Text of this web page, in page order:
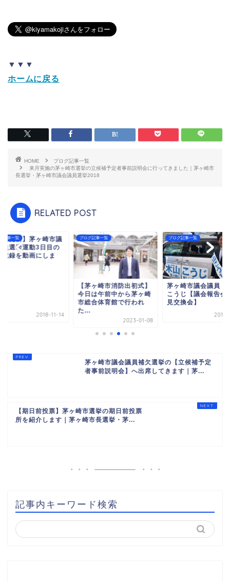
▼▼▼
ホームに戻る
HOME
ブログ記事一覧
来月実施の茅ヶ崎市選挙の立候補予定者事前説明会に行ってきました｜茅ヶ崎市
長選挙・茅ヶ崎市議会議員選挙2018
RELATED POST
記事一覧
画更新】茅ヶ崎市議
員選挙運動3日目の
記録を動画にしま
2018-11-14
ブログ記事一覧
【茅ヶ崎市消防出初式】
今日は午前中から茅ヶ崎
市総合体育館で行われ
た...
2023-01-08
ブログ記事一覧
茅ヶ崎市議会議員
こうじ【議会報告会
見交換会】
2019-
茅ヶ崎市議会議員補欠選挙の【立候補予定
者事前説明会】へ出席してきます｜茅...
【期日前投票】茅ヶ崎市選挙の期日前投票
所を紹介します｜茅ヶ崎市長選挙・茅...
記事内キーワード検索